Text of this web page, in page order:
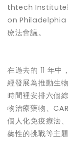
thtech Institute
on Philadelphia
療法會議。
在過去的 11 年中，
經發展為推動生
時間裡安排六個
物治療藥物、
個人化免疫療法
藥性的挑戰等主